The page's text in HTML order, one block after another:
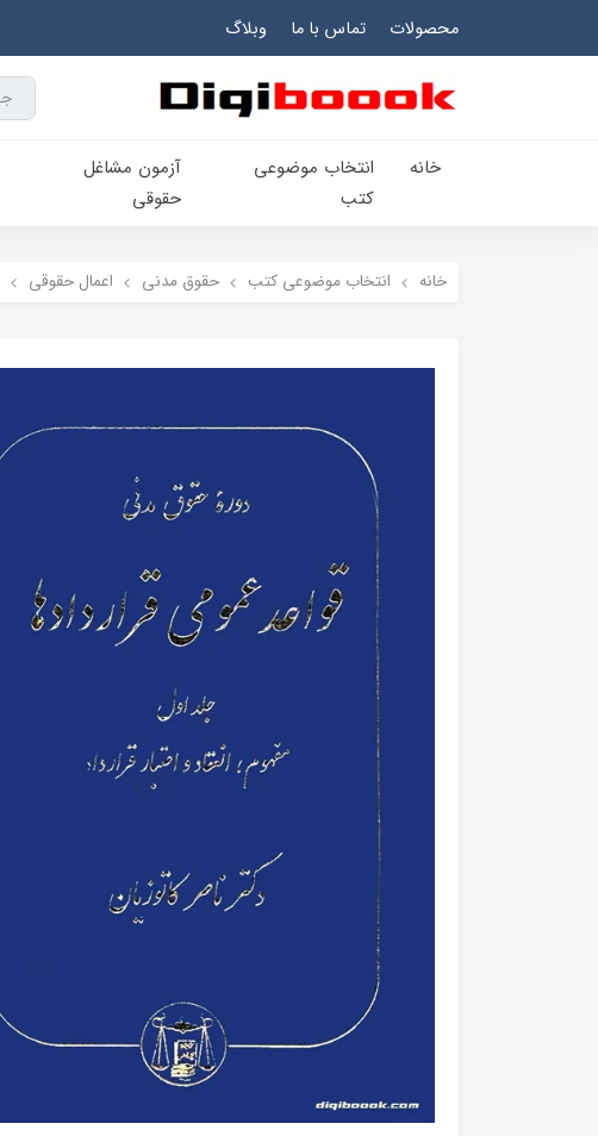
محصولات تماس با ما وبلاگ
خانه
انتخاب​ موضوعي​
کتب
آزمون مشاغل
حقوقی
خانه انتخاب​ موضوعي​ کتب حقوق مدني اعمال حقوقي